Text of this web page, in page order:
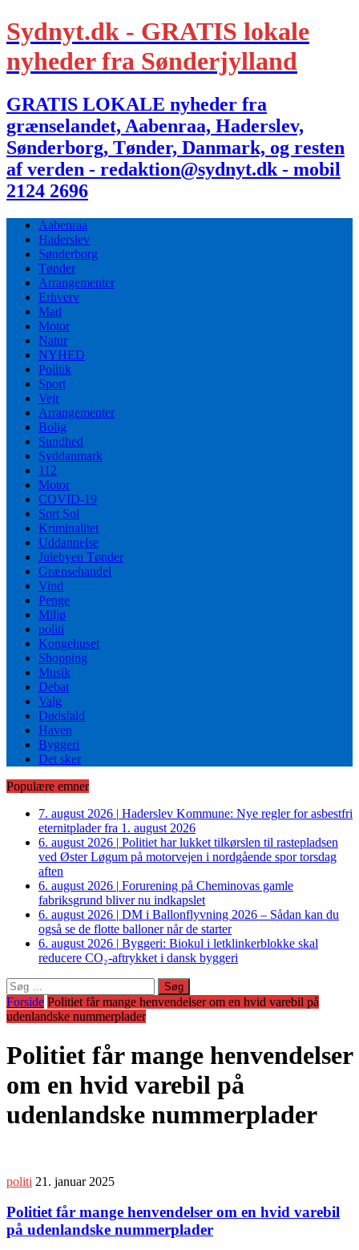
Sydnyt.dk - GRATIS lokale
nyheder fra Sønderjylland
GRATIS LOKALE nyheder fra
grænselandet, Aabenraa, Haderslev,
Sønderborg, Tønder, Danmark, og resten
af verden - redaktion@sydnyt.dk - mobil
2124 2696
Aabenraa
Haderslev
Sønderborg
Tønder
Arrangementer
Erhverv
Mad
Motor
Natur
NYHED
Politik
Sport
Vejr
Arrangementer
Bolig
Sundhed
Syddanmark
112
Motor
COVID-19
Sort Sol
Kriminalitet
Uddannelse
Julebyen Tønder
Grænsehandel
Vind
Penge
Miljø
politi
Kongehuset
Shopping
Musik
Debat
Valg
Dødsfald
Haven
Byggeri
Det sker
Populære emner
7. august 2026 | Haderslev Kommune: Nye regler for asbestfri
eternitplader fra 1. august 2026
6. august 2026 | Politiet har lukket tilkørslen til rastepladsen
ved Øster Løgum på motorvejen i nordgående spor torsdag
aften
6. august 2026 | Forurening på Cheminovas gamle
fabriksgrund bliver nu indkapslet
6. august 2026 | DM i Ballonflyvning 2026 – Sådan kan du
også se de flotte balloner når de starter
6. august 2026 | Byggeri: Biokul i letklinkerblokke skal
reducere CO₂-aftrykket i dansk byggeri
Søg
efter:
Forside Politiet får mange henvendelser om en hvid varebil på
udenlandske nummerplader
Politiet får mange henvendelser
om en hvid varebil på
udenlandske nummerplader
politi 21. januar 2025
Politiet får mange henvendelser om en hvid varebil
på udenlandske nummerplader